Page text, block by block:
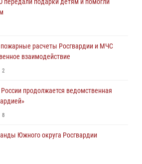
пожарные расчеты Росгвардии и МЧС
взаимодействие
2
продолжается ведомственная
8
Южного округа Росгвардии